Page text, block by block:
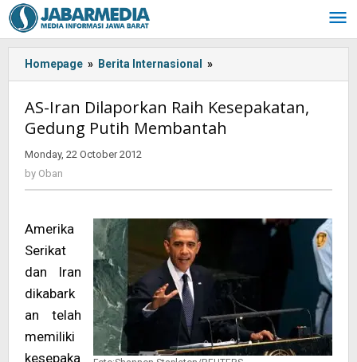
Skip
to
content
Homepage » Berita Internasional »
Iran
Raih
Kesepakatan,
AS-Iran Dilaporkan Raih Kesepakatan,
Gedung Putih Membantah
Monday, 22 October 2012
by Oban
Amerika
Serikat
dan Iran
dikabark
an telah
memiliki
kesepaka